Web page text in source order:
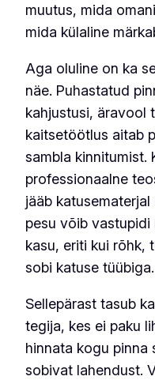
muutus, mida
mida külaline
Aga oluline on ka
näe. Puhastatud
kahjustusi, äravool
kaitsetöötlus aitab
sambla kinnitumist.
professionaalne
jääb
pesu võib vastupidi
kasu, eriti kui rõhk,
sobi katuse tüübiga.
Sellepärast tasub
tegija, kes ei paku
hinnata kogu pinna
sobivat lahendust.